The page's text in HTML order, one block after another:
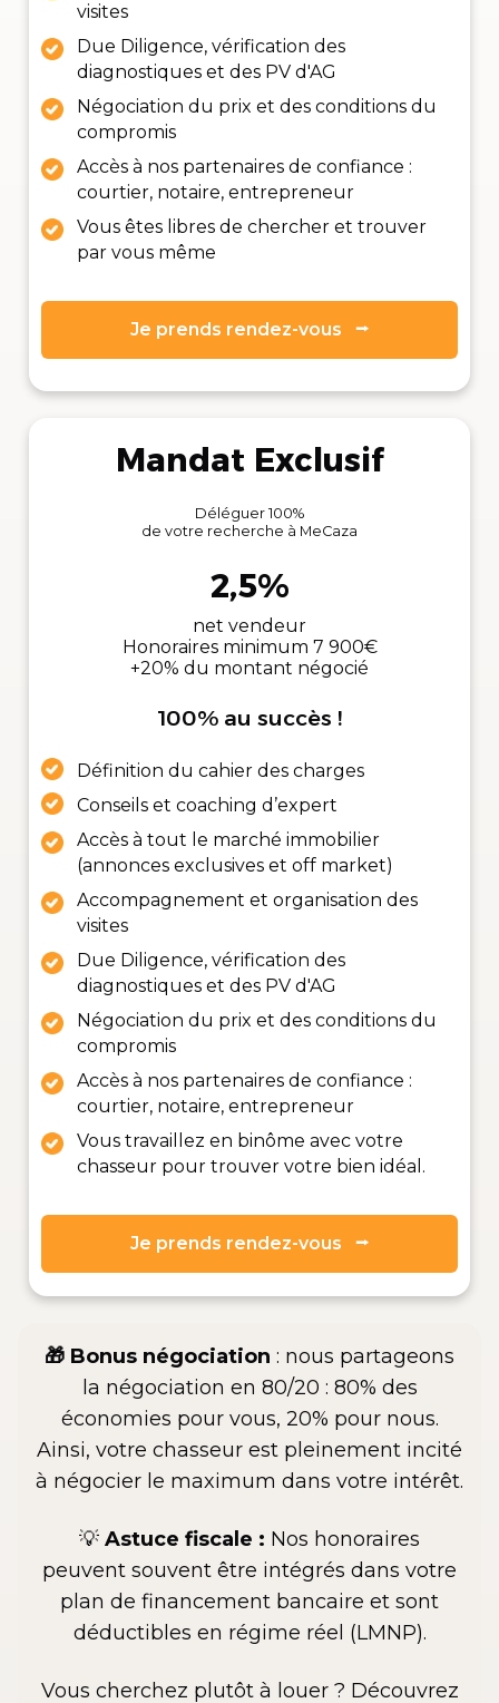
visites
Due Diligence, vérification des
diagnostiques et des PV d'AG
Négociation du prix et des conditions du
compromis
Accès à nos partenaires de confiance :
courtier, notaire, entrepreneur
Vous êtes libres de chercher et trouver
par vous même
Je prends rendez-vous ⭢
Mandat Exclusif
Déléguer 100%
de votre recherche à MeCaza
2,5%
net vendeur
Honoraires minimum 7 900€
+20% du montant négocié
100% au succès !
Définition du cahier des charges
Conseils et coaching d’expert
Accès à tout le marché immobilier
(annonces exclusives et off market)
Accompagnement et organisation des
visites
Due Diligence, vérification des
diagnostiques et des PV d'AG
Négociation du prix et des conditions du
compromis
Accès à nos partenaires de confiance :
courtier, notaire, entrepreneur
Vous travaillez en binôme avec votre
chasseur pour trouver votre bien idéal.
Je prends rendez-vous ⭢
🎁 Bonus négociation : nous partageons
la négociation en 80/20 : 80% des
économies pour vous, 20% pour nous.
Ainsi, votre chasseur est pleinement incité
à négocier le maximum dans votre intérêt.
💡 Astuce fiscale : Nos honoraires
peuvent souvent être intégrés dans votre
plan de financement bancaire et sont
déductibles en régime réel (LMNP).
Vous cherchez plutôt à louer ? Découvrez